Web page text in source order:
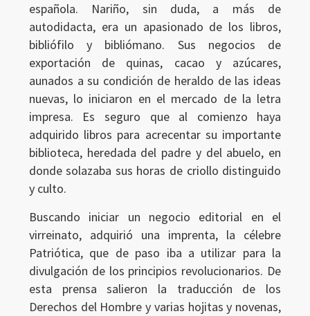
española. Nariño, sin duda, a más de
autodidacta, era un apasionado de los libros,
bibliófilo y bibliómano. Sus negocios de
exportación de quinas, cacao y azúcares,
aunados a su condición de heraldo de las ideas
nuevas, lo iniciaron en el mercado de la letra
impresa. Es seguro que al comienzo haya
adquirido libros para acrecentar su importante
biblioteca, heredada del padre y del abuelo, en
donde solazaba sus horas de criollo distinguido
y culto.
Buscando iniciar un negocio editorial en el
virreinato, adquirió una imprenta, la célebre
Patriótica, que de paso iba a utilizar para la
divulgación de los principios revolucionarios. De
esta prensa salieron la traducción de los
Derechos del Hombre y varias hojitas y novenas,